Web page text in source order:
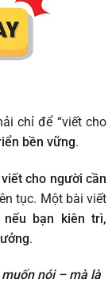
chỉ để “viết cho
bền vững.
cho người cần
tục. Một bài viết
nếu bạn kiên trì,
.
nói – mà là